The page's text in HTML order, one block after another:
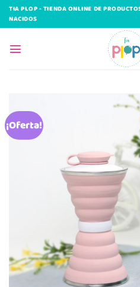
Saltar
TIA PLOP - TIENDA ONLINE DE
NACIDOS
¡Oferta!